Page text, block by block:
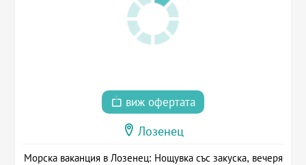
виж офертата
Лозенец
Морска ваканция в Лозенец: Нощувка със закуска, вечеря